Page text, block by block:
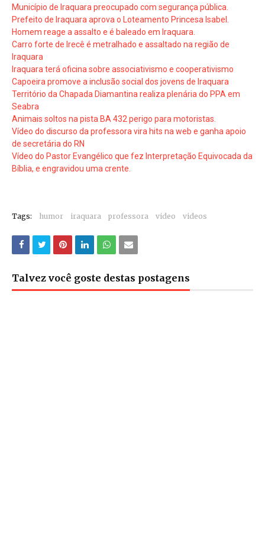
Município de Iraquara preocupado com segurança pública.
Prefeito de Iraquara aprova o Loteamento Princesa Isabel.
Homem reage a assalto e é baleado em Iraquara.
Carro forte de Irecê é metralhado e assaltado na região de
Iraquara
Iraquara terá oficina sobre associativismo e cooperativismo
Capoeira promove a inclusão social dos jovens de Iraquara
Território da Chapada Diamantina realiza plenária do PPA em
Seabra
Animais soltos na pista BA 432 perigo para motoristas.
Vídeo do discurso da professora vira hits na web e ganha apoio
de secretária do RN
Vídeo do Pastor Evangélico que fez Interpretação Equivocada da
Bíblia, e engravidou uma crente.
Tags: humor iraquara professora video videos
Talvez você goste destas postagens